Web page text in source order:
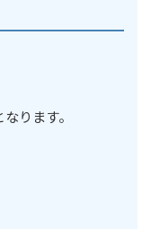
ります。